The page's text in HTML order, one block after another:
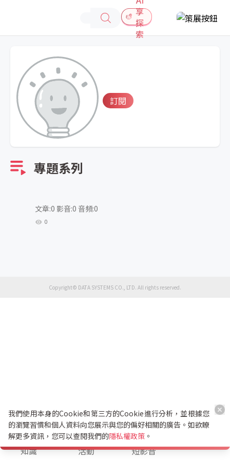
享
探
索
訂閱
專題系列
文章:0 影音:0 音頻:0
0
Copyright© DATA SYSTEMS CO., LTD. All rights reserved.
知識 活動 短影音
K幣兌換
我們使用本身的Cookie和第三方的Cookie進行分析，並根據您
的瀏覽習慣和個人資料向您展示與您的偏好相關的廣告。如欲瞭
解更多資訊，您可以查閱我們的隱私權政策 。